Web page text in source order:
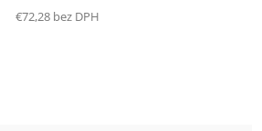
€72,28 bez DPH